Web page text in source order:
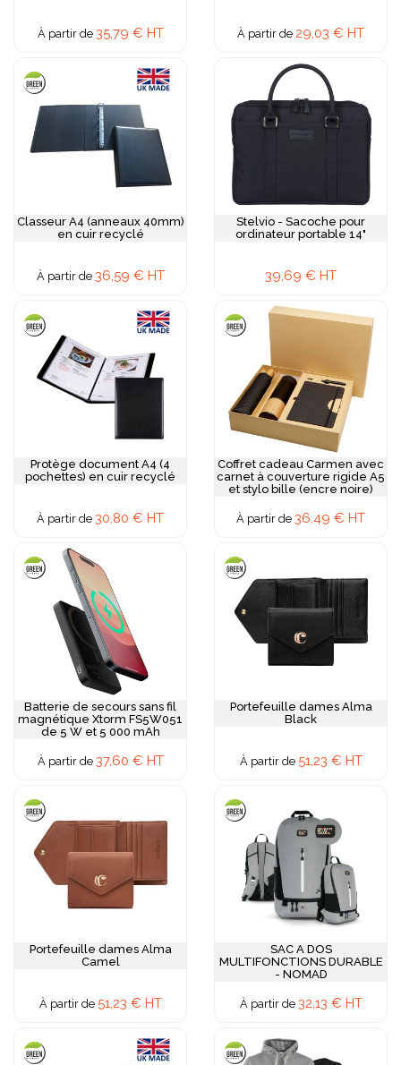
À partir de 35,79 € HT À partir de 29,03 € HT
Classeur A4 (anneaux 40mm)
en cuir recyclé
À partir de 36,59 € HT
Stelvio - Sacoche pour
ordinateur portable 14"
39,69 € HT
Protège document A4 (4
pochettes) en cuir recyclé
À partir de 30,80 € HT
Coffret cadeau Carmen avec
carnet à couverture rigide A5
et stylo bille (encre noire)
À partir de 36,49 € HT
Batterie de secours sans fil
magnétique Xtorm FS5W051
de 5 W et 5 000 mAh
À partir de 37,60 € HT
Portefeuille dames Alma
Black
À partir de 51,23 € HT
Portefeuille dames Alma
Camel
À partir de 51,23 € HT
SAC A DOS
MULTIFONCTIONS DURABLE
- NOMAD
À partir de 32,13 € HT